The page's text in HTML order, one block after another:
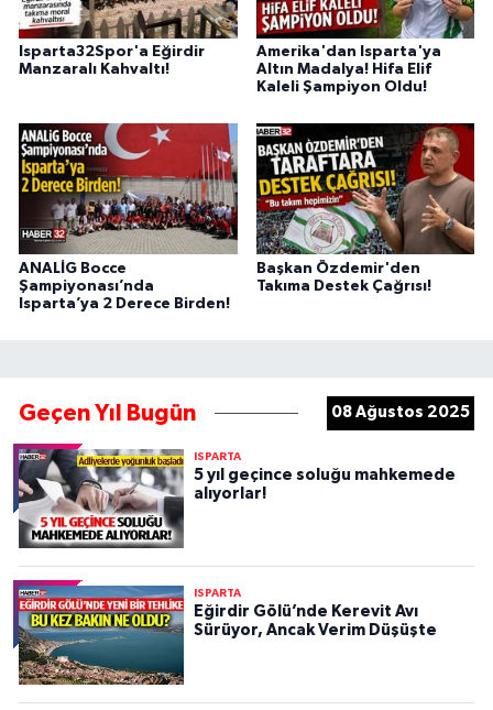
Isparta32Spor'a Eğirdir
Manzaralı Kahvaltı!
Amerika'dan Isparta'ya
Altın Madalya! Hifa Elif
Kaleli Şampiyon Oldu!
ANALİG Bocce
Şampiyonası’nda
Isparta’ya 2 Derece Birden!
Başkan Özdemir'den
Takıma Destek Çağrısı!
Geçen Yıl Bugün 08 Ağustos 2025
ISPARTA
5 yıl geçince soluğu mahkemede
alıyorlar!
ISPARTA
Eğirdir Gölü’nde Kerevit Avı
Sürüyor, Ancak Verim Düşüşte